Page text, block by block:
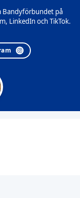
Bandyförbundet på
LinkedIn och TikTok.